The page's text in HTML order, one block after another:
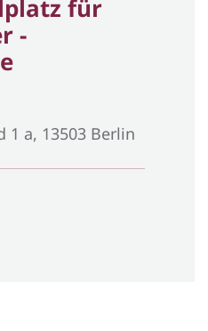
für
-
1 a, 13503 Berlin